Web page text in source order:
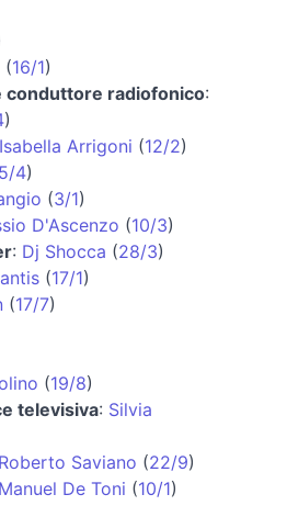
(16/1)
radiofonico:
)
Isabella Arrigoni (12/2)
5/4)
(3/1)
D'Ascenzo (10/3)
: Dj Shocca (28/3)
(17/1)
(17/7)
(19/8)
televisiva: Silvia
Roberto Saviano (22/9)
Manuel De Toni (10/1)